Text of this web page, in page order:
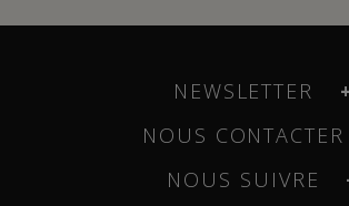
NEWSLETTER
NOUS CONTACTER
NOUS SUIVRE